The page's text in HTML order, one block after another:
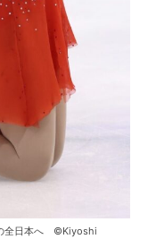
全日本へ ©Kiyoshi